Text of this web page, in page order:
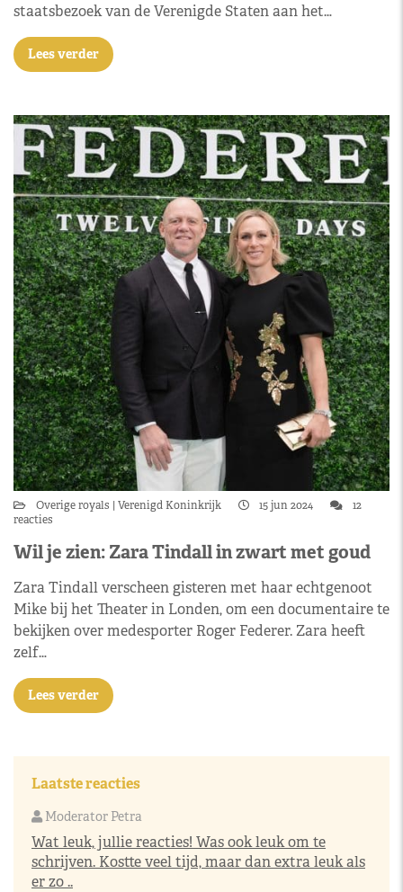
staatsbezoek van de Verenigde Staten aan het…
Lees verder
Overige royals Verenigd Koninkrijk 15 jun 2024
12
reacties
Wil je zien: Zara Tindall in zwart met goud
Zara Tindall verscheen gisteren met haar echtgenoot
Mike bij het Theater in Londen, om een documentaire te
bekijken over medesporter Roger Federer. Zara heeft
zelf…
Lees verder
Laatste reacties
Moderator Petra
Wat leuk, jullie reacties! Was ook leuk om te
schrijven. Kostte veel tijd, maar dan extra leuk als
er zo ..